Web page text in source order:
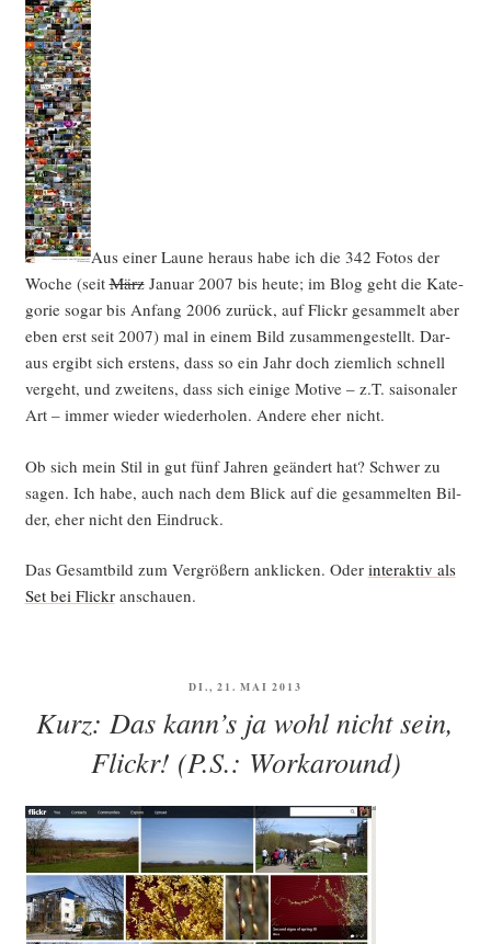
Aus einer Lau­ne her­aus habe ich die 342 Fotos der
Woche (seitMärzJanu­ar 2007 bis heu­te; im Blog geht die Kate­
go­rie sogar bis Anfang 2006 zurück, auf Flickr gesam­melt aber
eben erst seit 2007) mal in einem Bild zusam­men­ge­stellt. Dar­
aus ergibt sich ers­tens, dass so ein Jahr doch ziem­lich schnell
ver­geht, und zwei­tens, dass sich eini­ge Moti­ve – z.T. sai­so­na­ler
Art – immer wie­der wie­der­ho­len. Ande­re eher nicht.
Ob sich mein Stil in gut fünf Jah­ren geän­dert hat? Schwer zu
sagen. Ich habe, auch nach dem Blick auf die gesam­mel­ten Bil­
der, eher nicht den Eindruck.
Das Gesamt­bild zum Ver­grö­ßern ankli­cken. Oder inter­ak­tiv als
Set bei Flickranschauen.
VERÖFFENTLICHT
DI., 21. MAI 2013
Kurz: Das kann’s ja wohl nicht sein,
Flickr! (P.S.: Workaround)